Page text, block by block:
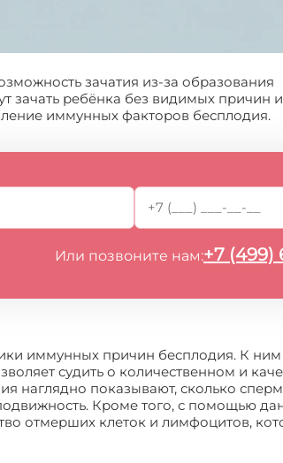
зачатия из-за образования
зачать ребёнка без видимых причин
иммунных факторов бесплодия.
Или позвоните нам:+7 (499)
иммунных причин бесплодия. К ним
судить о количественном и
наглядно показывают, сколько
Кроме того, с помощью
отмерших клеток и лимфоцитов,